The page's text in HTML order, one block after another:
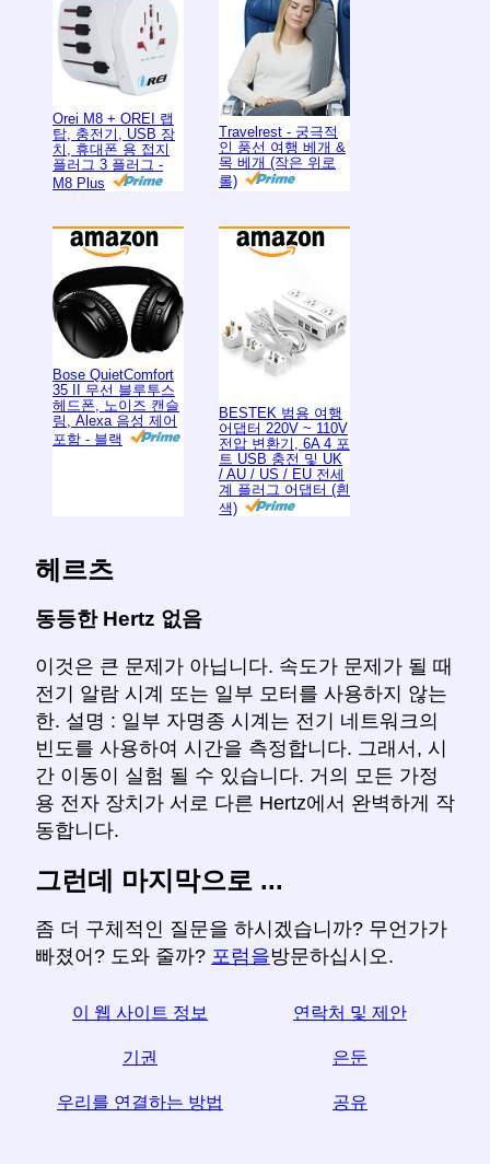
Orei M8 + OREI 랩
탑, 충전기, USB 장
치, 휴대폰 용 접지
플러그 3 플러그 -
M8 Plus
Travelrest - 궁극적
인 풍선 여행 베개 &
목 베개 (작은 위로
롤)
Bose QuietComfort
35 II 무선 블루투스
헤드폰, 노이즈 캔슬
링, Alexa 음성 제어
포함 - 블랙
BESTEK 범용 여행
어댑터 220V ~ 110V
전압 변환기, 6A 4 포
트 USB 충전 및 UK
/ AU / US / EU 전세
계 플러그 어댑터 (흰
색)
헤르츠
동등한 Hertz 없음
이것은 큰 문제가 아닙니다. 속도가 문제가 될 때
전기 알람 시계 또는 일부 모터를 사용하지 않는
한. 설명 : 일부 자명종 시계는 전기 네트워크의
빈도를 사용하여 시간을 측정합니다. 그래서, 시
간 이동이 실험 될 수 있습니다. 거의 모든 가정
용 전자 장치가 서로 다른 Hertz에서 완벽하게 작
동합니다.
그런데 마지막으로 ...
좀 더 구체적인 질문을 하시겠습니까? 무언가가
빠졌어? 도와 줄까? 포럼을방문하십시오.
이 웹 사이트 정보 연락처 및 제안
기권 은둔
우리를 연결하는 방법 공유